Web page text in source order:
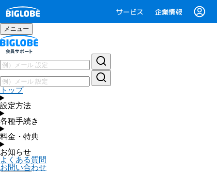
サービス 企業情報
メニュー
トップ
設定方法
各種手続き
料金・特典
お知らせ
よくある質問
お問い合わせ